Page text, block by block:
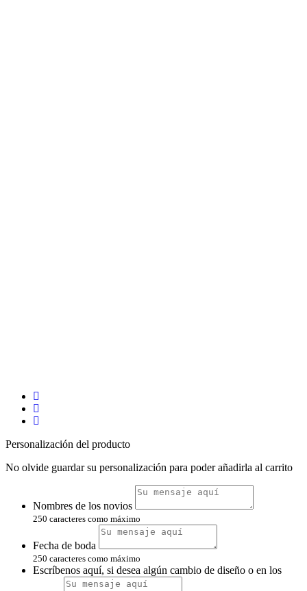
Personalización del producto
No olvide guardar su personalización para poder añadirla al carrito
Nombres de los novios
250 caracteres como máximo
Fecha de boda
250 caracteres como máximo
Escríbenos aquí, si desea algún cambio de diseño o en los